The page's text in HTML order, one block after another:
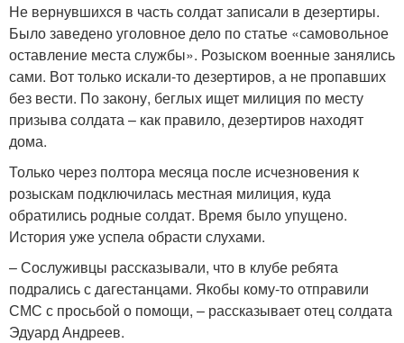
Не вернувшихся в часть солдат записали в дезертиры.
Было заведено уголовное дело по статье «самовольное
оставление места службы». Розыском военные занялись
сами. Вот только искали-то дезертиров, а не пропавших
без вести. По закону, беглых ищет милиция по месту
призыва солдата – как правило, дезертиров находят
дома.
Только через полтора месяца после исчезновения к
розыскам подключилась местная милиция, куда
обратились родные солдат. Время было упущено.
История уже успела обрасти слухами.
– Сослуживцы рассказывали, что в клубе ребята
подрались с дагестанцами. Якобы кому-то отправили
СМС с просьбой о помощи, – рассказывает отец солдата
Эдуард Андреев.